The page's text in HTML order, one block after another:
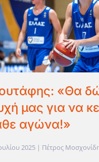
«Θα
μας για να
αγώνα!»
2025| Πέτρος